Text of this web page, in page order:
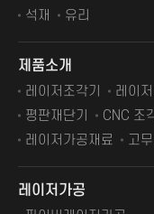
석재
유리
제품소개
레이저조각기 레이저
평판재단기
CNC 조
레이저가공재료
고
레이저가공